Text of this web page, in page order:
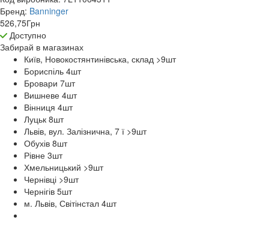
Бренд: Banninger
526,75Грн
Доступно
Забирай в магазинах
Київ, Новокостянтинівська, склад >9шт
Бориспіль 4шт
Бровари 7шт
Вишневе 4шт
Вінниця 4шт
Луцьк 8шт
Львів, вул. Залізнична, 7 ї >9шт
Обухів 8шт
Рівне 3шт
Хмельницький >9шт
Чернівці >9шт
Чернігів 5шт
м. Львів, Світінстал 4шт